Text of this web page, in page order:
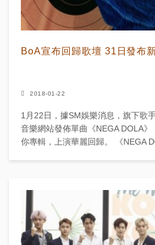
BoA宣布回歸歌壇 31日發布
2018-01-22
1月22日，據SM娛樂消息，旗下歌
音樂網站發佈單曲《NEGA DOLA
你專輯，上演華麗回歸。 《NEGA DOLA》是一首充滿拉丁風